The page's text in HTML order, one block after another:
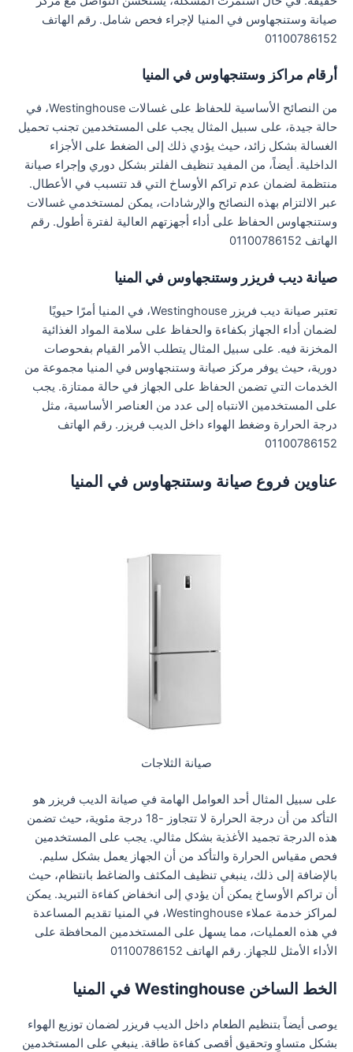
صيانة وستنجهاوس في المنيا لإجراء فحص شامل. رقم الهاتف
01100786152
أرقام مراكز وستنجهاوس في المنيا
من النصائح الأساسية للحفاظ على غسالات Westinghouse، في
حالة جيدة، على سبيل المثال يجب على المستخدمين تجنب تحميل
الغسالة بشكل زائد، حيث يؤدي ذلك إلى الضغط على الأجزاء
الداخلية. أيضاً، من المفيد تنظيف الفلتر بشكل دوري وإجراء صيانة
منتظمة لضمان عدم تراكم الأوساخ التي قد تتسبب في الأعطال.
عبر الالتزام بهذه النصائح والإرشادات، يمكن لمستخدمي غسالات
وستنجهاوس الحفاظ على أداء أجهزتهم العالية لفترة أطول. رقم
الهاتف 01100786152
صيانة ديب فريزر وستنجهاوس في المنيا
تعتبر صيانة ديب فريزر Westinghouse، في المنيا أمرًا حيويًا
لضمان أداء الجهاز بكفاءة والحفاظ على سلامة المواد الغذائية
المخزنة فيه. على سبيل المثال يتطلب الأمر القيام بفحوصات
دورية، حيث يوفر مركز صيانة وستنجهاوس في المنيا مجموعة من
الخدمات التي تضمن الحفاظ على الجهاز في حالة ممتازة. يجب
على المستخدمين الانتباه إلى عدد من العناصر الأساسية، مثل
درجة الحرارة وضغط الهواء داخل الديب فريزر. رقم الهاتف
01100786152
عناوين فروع صيانة وستنجهاوس في المنيا
صيانة الثلاجات
على سبيل المثال أحد العوامل الهامة في صيانة الديب فريزر هو
التأكد من أن درجة الحرارة لا تتجاوز -18 درجة مئوية، حيث تضمن
هذه الدرجة تجميد الأغذية بشكل مثالي. يجب على المستخدمين
فحص مقياس الحرارة والتأكد من أن الجهاز يعمل بشكل سليم.
بالإضافة إلى ذلك، ينبغي تنظيف المكثف والضاغط بانتظام، حيث
أن تراكم الأوساخ يمكن أن يؤدي إلى انخفاض كفاءة التبريد. يمكن
لمراكز خدمة عملاء Westinghouse، في المنيا تقديم المساعدة
في هذه العمليات، مما يسهل على المستخدمين المحافظة على
الأداء الأمثل للجهاز. رقم الهاتف 01100786152
الخط الساخن Westinghouse في المنيا
يوصى أيضاً بتنظيم الطعام داخل الديب فريزر لضمان توزيع الهواء
بشكل متساوٍ وتحقيق أقصى كفاءة طاقة. ينبغي على المستخدمين